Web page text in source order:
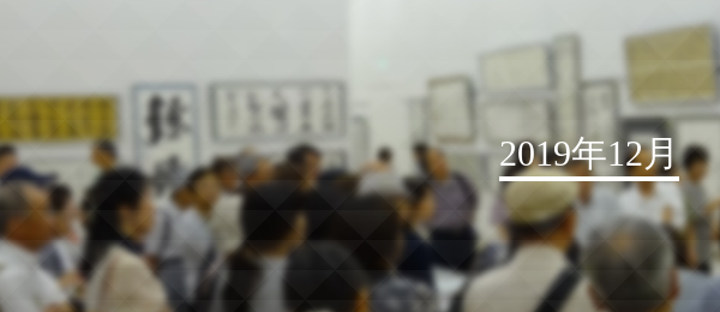
2019年12月
お知らせ
読売書法会について
読売書法展